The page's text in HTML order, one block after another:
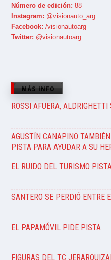
Número de edición: 88
Instagram: @visionauto_arg
Facebook: /visionautoarg
Twitter: @visionautoarg
MÁS INFO
ROSSI AFUERA, ALDRIGHETTI
AGUSTÍN CANAPINO
PISTA PARA AYUDAR A SU
EL RUIDO DEL TURISMO
SANTERO SE PERDIÓ ENTRE
EL PAPAMÓVIL PIDE PISTA
FIGURAS DEL TC